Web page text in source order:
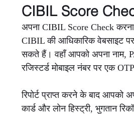
CIBIL Score
अपना CIBIL Score Check
CIBIL की आधिकारिक वेबसाइट
सकते हैं। वहाँ आपको अपना नाम,
रजिस्टर्ड मोबाइल नंबर पर एक
रिपोर्ट प्राप्त करने के बाद आपको
कार्ड और लोन हिस्ट्री, भुगतान